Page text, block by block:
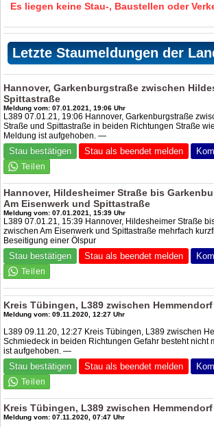
Es liegen keine Stau-, Baustellen oder
Letzte Staumeldungen der
Hannover, Garkenburgstraße zwischen
Spittastraße
Meldung vom: 07.01.2021, 19:06 Uhr
L389 07.01.21, 19:06 Hannover, Garkenburgstraße
Straße und Spittastraße in beiden Richtungen Straße
Meldung ist aufgehoben. —
Stau bestätigen Stau als beendet melden
Hannover, Hildesheimer Straße bis
Am Eisenwerk und Spittastraße
Meldung vom: 07.01.2021, 15:39 Uhr
L389 07.01.21, 15:39 Hannover, Hildesheimer Straße
zwischen Am Eisenwerk und Spittastraße mehrfach
Beseitigung einer Ölspur
Stau bestätigen Stau als beendet melden
Kreis Tübingen, L389 zwischen
Meldung vom: 09.11.2020, 12:27 Uhr
L389 09.11.20, 12:27 Kreis Tübingen, L389 zwischen
Schmiedeck in beiden Richtungen Gefahr besteht
ist aufgehoben. —
Stau bestätigen Stau als beendet melden
Kreis Tübingen, L389 zwischen
Meldung vom: 07.11.2020, 07:47 Uhr